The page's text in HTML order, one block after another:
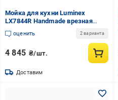
Мойка для кухни Luminex
LX7844R Handmade врезная
нержавеющая сталь 1,0/3,0
780x440 мм Черный (LX7844R-
оценить 2 варианта
4 845 ₴/шт.
Доставим